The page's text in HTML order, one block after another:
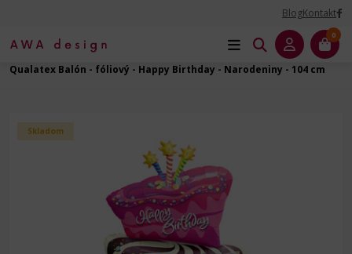
BlogKontakt
0
Balóny na Párty
Qualatex Balón - fóliový - Happy Birthday - Narodeniny - 104 cm
Skladom